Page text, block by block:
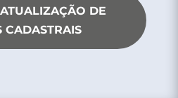
DE
CADASTRAIS